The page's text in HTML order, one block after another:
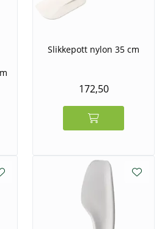
Slikkepott nylon 35 cm
172,50